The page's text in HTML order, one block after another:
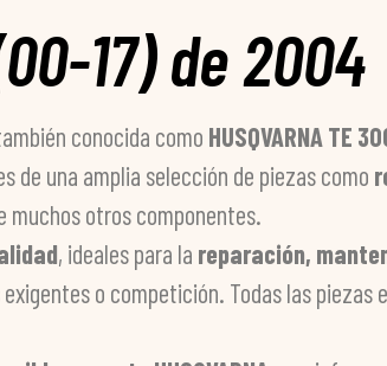
17) de 2004
conocida como HUSQVARNA TE
de una amplia selección de piezas como
muchos otros componentes.
, ideales para la reparación,
o competición. Todas las piezas